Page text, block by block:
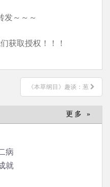
发～～～
获取授权！！！
《本草纲目》趣谈：葱
更多 »
病
就